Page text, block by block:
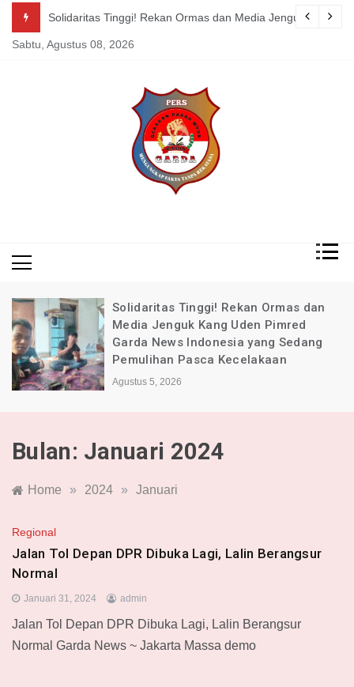
content
Kang Uden Pimred Garda News Indonesia yang Sedang
Kepsek SDN 329, Sinunukan Sewa Preman Halau
Sabtu, Agustus 08, 2026
Ormas dan
Pimred
Sedang
Kecelakaan di Wilayah
Cibangoak, Ketua BPKB
Majalaya dan Pimred Garda
Indonesia Alami Luka
Bulan: Januari 2024
Home » 2024 » Januari
Regional
Jalan Tol Depan DPR Dibuka Lagi, Lalin Berangsur
Normal
Januari 31, 2024 admin
Jalan Tol Depan DPR Dibuka Lagi, Lalin Berangsur
Normal Garda News ~ Jakarta Massa demo